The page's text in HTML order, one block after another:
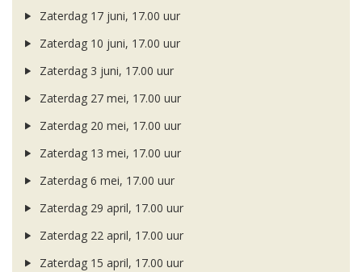
Zaterdag 17 juni, 17.00 uur
Zaterdag 10 juni, 17.00 uur
Zaterdag 3 juni, 17.00 uur
Zaterdag 27 mei, 17.00 uur
Zaterdag 20 mei, 17.00 uur
Zaterdag 13 mei, 17.00 uur
Zaterdag 6 mei, 17.00 uur
Zaterdag 29 april, 17.00 uur
Zaterdag 22 april, 17.00 uur
Zaterdag 15 april, 17.00 uur